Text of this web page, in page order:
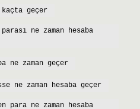
kaçta geçer
ne zaman hesaba
ne zaman geçer
ne zaman hesaba geçer
para ne zaman hesaba